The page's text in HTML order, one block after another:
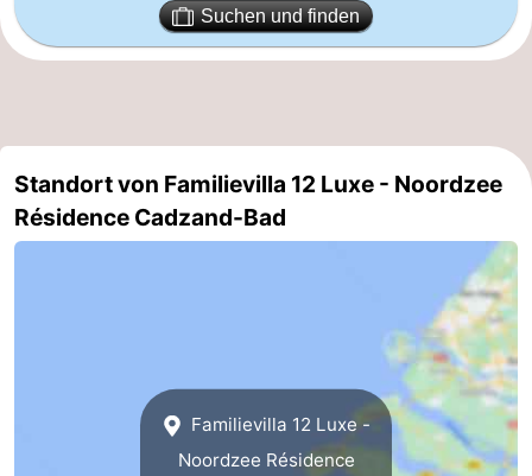
Breskens
Cadzand-
Dorp
-
Retranchement
Suchen und finden
Standort von Familievilla 12 Luxe - Noordzee
Résidence Cadzand-Bad
Familievilla 12 Luxe -
Noordzee Résidence